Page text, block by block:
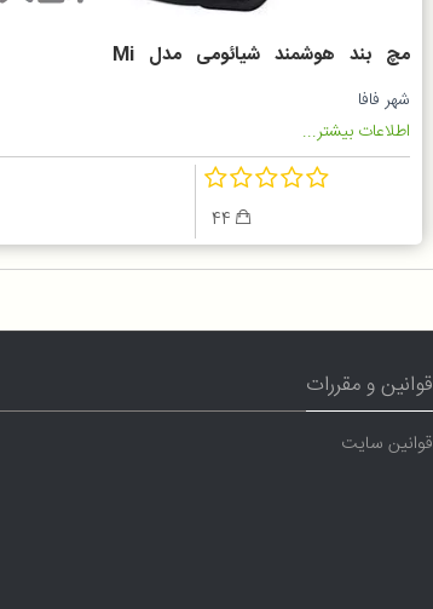
مچ بند هوشمند شیائومی مدل Mi
Band 4 Global
شهر فافا
اطلاعات بیشتر...
قوانین و مقررات
قوانین سایت